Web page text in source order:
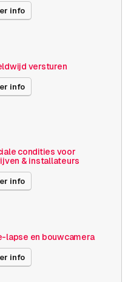
/ uitvoer
2023
info
versturen
info
condities voor
& installateurs
info
lapse en bouwcamera
info